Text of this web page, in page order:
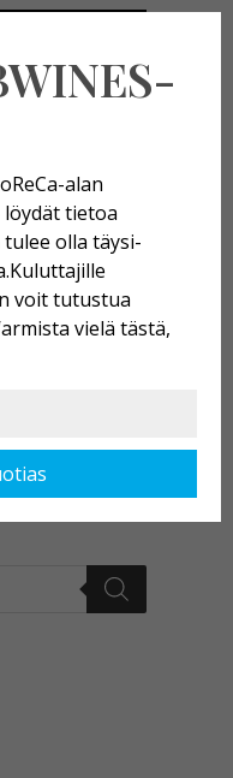
alan
löydät tietoa
olla täysi-
Kuluttajille
voit tutustua
vielä tästä,